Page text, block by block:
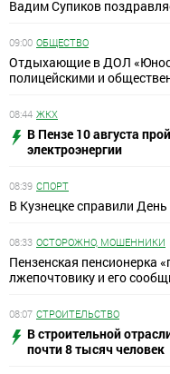
Вадим Супиков
09:00 ОБЩЕСТВО
Отдыхающие в ДОЛ
полицейскими и
08:44 ЖКХ
В Пензе 10 августа
электроэнергии
08:39 СПОРТ
В Кузнецке справили
08:33 ОСТОРОЖНО, МОШЕННИКИ
Пензенская пенсионерка
лжепочтовику и его
08:07 СТРОИТЕЛЬСТВО
В строительной
почти 8 тысяч человек